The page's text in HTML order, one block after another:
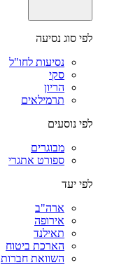
לפי סוג נסיעה
נסיעות לחו"ל
סקי
הריון
תרמילאים
לפי נוסעים
מבוגרים
ספורט אתגרי
לפי יעד
ארה"ב
אירופה
תאילנד
הארכת ביטוח
השוואת חברות